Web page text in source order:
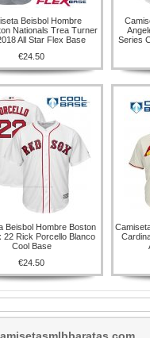
Beisbol Hombre
Nationals Trea Turner
All Star Flex Base
€24.50
Series
Beisbol Hombre Boston
22 Rick Porcello Blanco
Cool Base
€24.50